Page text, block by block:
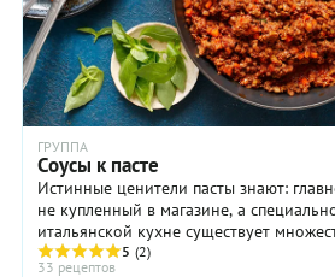
ГРУППА
Соусы к пасте
Истинные ценители пасты знают:
не купленный в магазине, а
итальянской кухне существует
Вот лишь некоторые из них ...
5 (2)
33 рецептов